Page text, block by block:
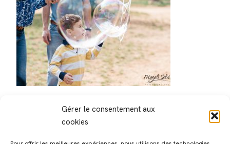
Gérer le consentement aux
cookies